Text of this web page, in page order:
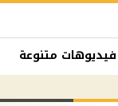
فيديوهات متنوعة